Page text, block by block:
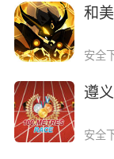
和
安全
遵
安全